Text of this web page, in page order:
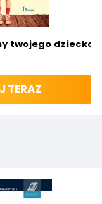
twojego dziecka
TERAZ